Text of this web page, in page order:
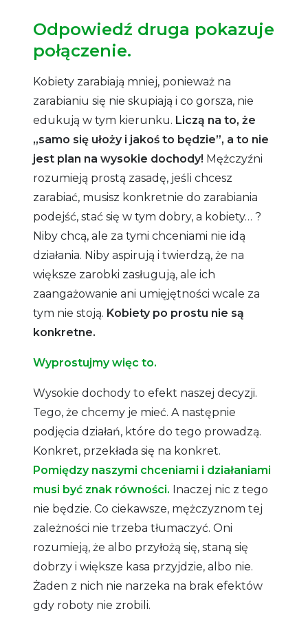
Odpowiedź druga pokazuje
połączenie.
Kobiety zarabiają mniej, ponieważ na
zarabianiu się nie skupiają i co gorsza, nie
edukują w tym kierunku. Liczą na to, że
„samo się ułoży i jakoś to będzie”, a to nie
jest plan na wysokie dochody! Mężczyźni
rozumieją prostą zasadę, jeśli chcesz
zarabiać, musisz konkretnie do zarabiania
podejść, stać się w tym dobry, a kobiety… ?
Niby chcą, ale za tymi chceniami nie idą
działania. Niby aspirują i twierdzą, że na
większe zarobki zasługują, ale ich
zaangażowanie ani umięjętności wcale za
tym nie stoją. Kobiety po prostu nie są
konkretne.
Wyprostujmy więc to.
Wysokie dochody to efekt naszej decyzji.
Tego, że chcemy je mieć. A następnie
podjęcia działań, które do tego prowadzą.
Konkret, przekłada się na konkret.
Pomiędzy naszymi chceniami i działaniami
musi być znak równości. Inaczej nic z tego
nie będzie. Co ciekawsze, mężczyznom tej
zależności nie trzeba tłumaczyć. Oni
rozumieją, że albo przyłożą się, staną się
dobrzy i większe kasa przyjdzie, albo nie.
Żaden z nich nie narzeka na brak efektów
gdy roboty nie zrobili.